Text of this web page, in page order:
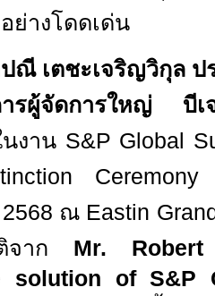
ย่างโดดเด่น
ณี เตชะเจริญวิกุล ป
ารผู้จัดการใหญ่ บีเ
งาน S&P Global
2568 ณ Eastin
จาก Mr.
solution of S&P